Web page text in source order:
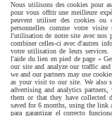
Nous utilisons des cookies pour
pour vous offrir une meilleure
peuvent utiliser des cookies ou
personnelles comme votre
l'utilisation de notre site avec nos
combiner celles-ci avec d'autres
votre utilisation de leurs services.
l'aide du lien en pied de page «
our site and analyze our traffic
we and our partners may use
as your visit to our site. We also
advertising and analytics
them or that they have collected
saved for 6 months, using the link
para garantizar el correcto